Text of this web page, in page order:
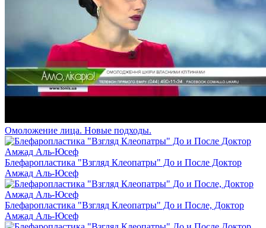
Омоложение лица. Новые подходы.
Блефаропластика "Взгляд Клеопатры" До и После Доктор
Амжад Аль-Юсеф
Блефаропластика "Взгляд Клеопатры" До и После, Доктор
Амжад Аль-Юсеф